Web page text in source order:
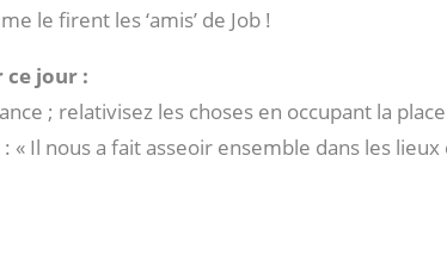
le firent les ‘amis’ de Job !
ce jour :
; relativisez les choses en occupant la
« Il nous a fait asseoir ensemble dans les